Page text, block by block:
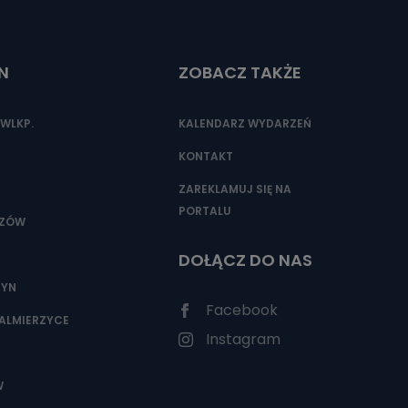
ZOBACZ TAKŻE
KALENDARZ WYDARZEŃ
KONTAKT
ZAREKLAMUJ SIĘ NA
PORTALU
DOŁĄCZ DO NAS
Facebook
Instagram